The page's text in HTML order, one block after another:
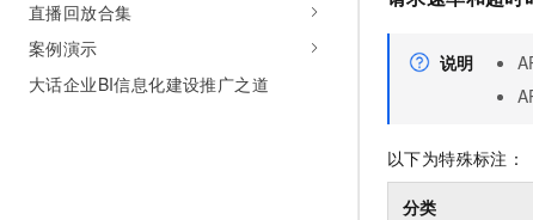
直播回放合集
案例演示
大话企业BI信息化建设推广之道
说明
以下为特殊标注：
分类